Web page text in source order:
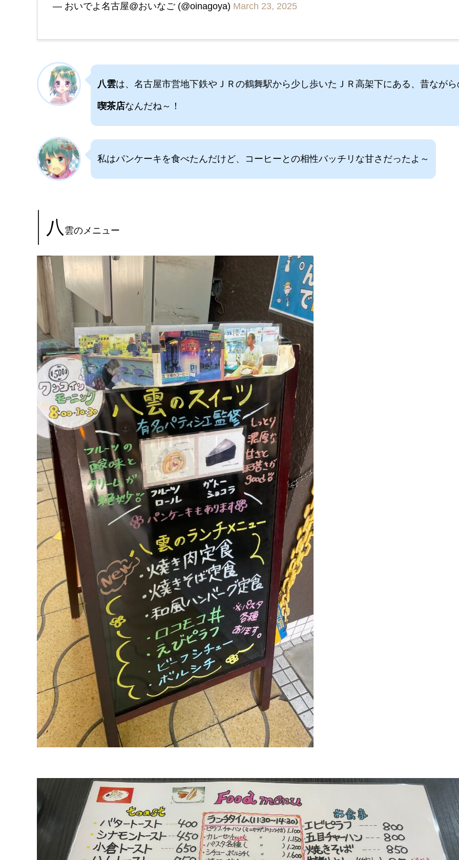
— おいでよ名古屋@おいなご (@oinagoya) March 23, 2025
八雲は、名古屋市営地下鉄やＪＲの鶴舞駅から少し歩いたＪＲ高架下にある、昔ながら
喫茶店なんだね～！
私はパンケーキを食べたんだけど、コーヒーとの相性バッチリな甘さだったよ～
八 雲のメニュー